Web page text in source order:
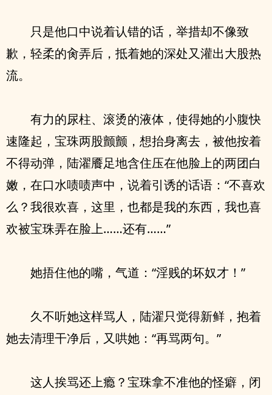
只是他口中说着认错的话，举措却不像致
歉，轻柔的肏弄后，抵着她的深处又灌出大股热
流。
有力的尿柱、滚烫的液体，使得她的小腹快
速隆起，宝珠两股颤颤，想抬身离去，被他按着
不得动弹，陆濯餍足地含住压在他脸上的两团白
嫩，在口水啧啧声中，说着引诱的话语：“不喜欢
么？我很欢喜，这里，也都是我的东西，我也喜
欢被宝珠弄在脸上……还有……”
她捂住他的嘴，气道：“淫贱的坏奴才！”
久不听她这样骂人，陆濯只觉得新鲜，抱着
她去清理干净后，又哄她：“再骂两句。”
这人挨骂还上瘾？宝珠拿不准他的怪癖，闭